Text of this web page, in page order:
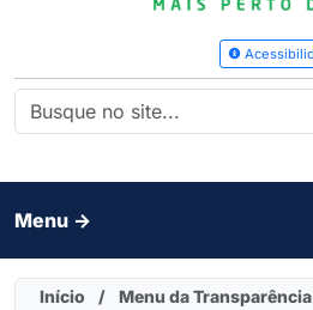
Menu ->
Início / Menu da Transparência